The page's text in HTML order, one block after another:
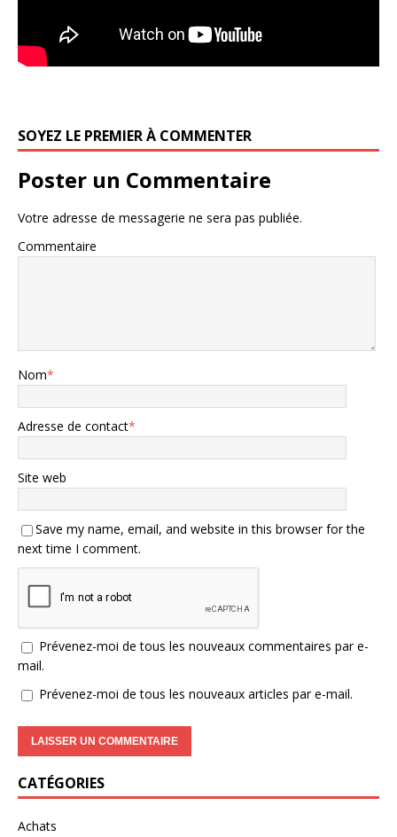
SOYEZ LE PREMIER À COMMENTER
Poster un Commentaire
Votre adresse de messagerie ne sera pas publiée.
Commentaire
Nom*
Adresse de contact*
Site web
Save my name, email, and website in this browser for the
next time I comment.
Prévenez-moi de tous les nouveaux commentaires par e-
mail.
Prévenez-moi de tous les nouveaux articles par e-mail.
CATÉGORIES
Achats